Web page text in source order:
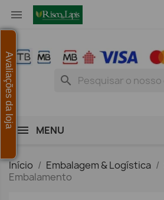

search
MENU
Início Embalagem & Logística
Embalamento
Avaliações da loja